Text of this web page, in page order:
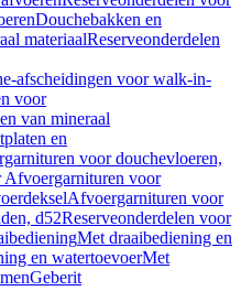
Douchebakken en
materiaalReserveonderdelen
afscheidingen voor walk-in-
voor
van mineraal
en
voor douchevloeren,
Afvoergarnituren voor
Afvoergarnituren voor
d52Reserveonderdelen voor
Met draaibediening en
en watertoevoerMet
Geberit